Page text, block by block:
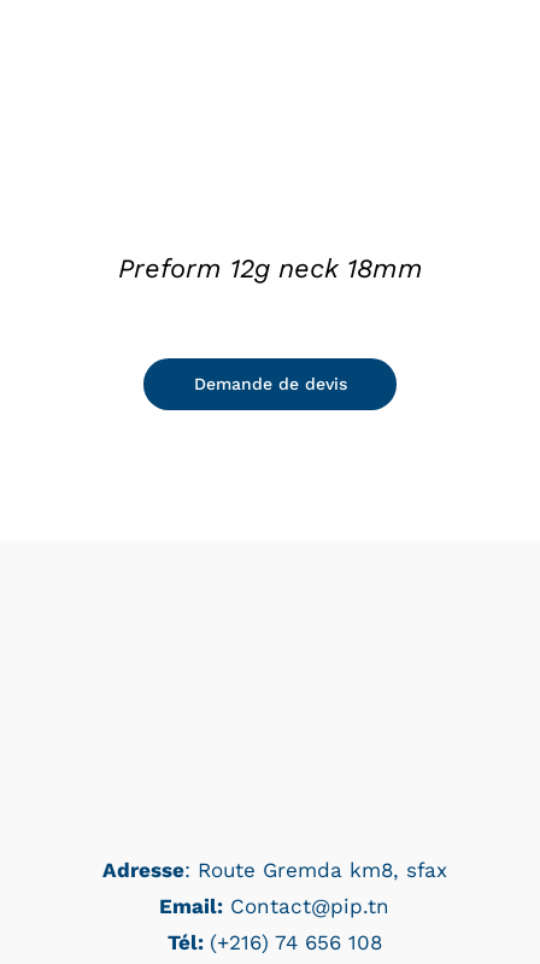
Preform 12g neck 18mm
Demande de devis
Adresse: Route Gremda km8, sfax
Email: Contact@pip.tn
Tél: (+216) 74 656 108